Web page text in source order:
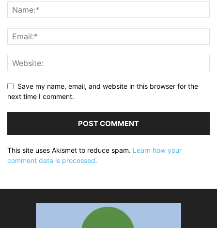
Save my name, email, and website in this browser for the
next time I comment.
This site uses Akismet to reduce spam. Learn how your
comment data is processed.